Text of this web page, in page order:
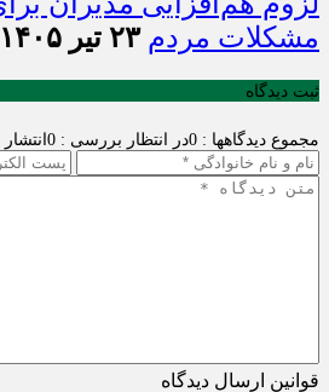
مشکلات مردم ۲۳ تیر ۱۴۰۵ - ۱۸:۲۸
ثبت دیدگاه
مجموع دیدگاهها : 0 در انتظار بررسی : 0 انتشار
قوانین ارسال دیدگاه